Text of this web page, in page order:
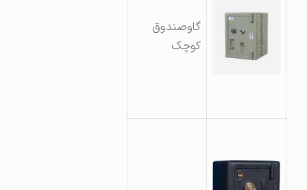
گاوصندوق
کوچک